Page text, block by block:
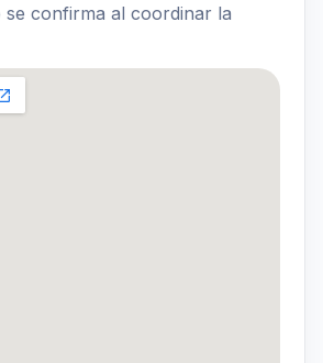
se confirma al coordinar la